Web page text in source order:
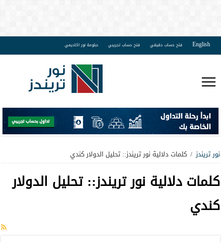
English فتح حساب حقيقي فتح حساب تجريبي دبلومة نور اكاديمي
نور تريندز / كلمات دلالية نور تريندز:: تحليل الدولار كندي
كلمات دلالية نور تريندز::تحليل الدولار
كندي